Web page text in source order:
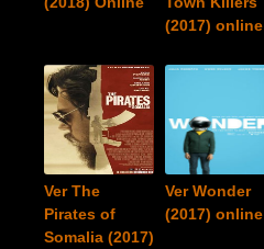
(2017) online
Ver The
Pirates of
Somalia (2017)
Ver Wonder
(2017) online